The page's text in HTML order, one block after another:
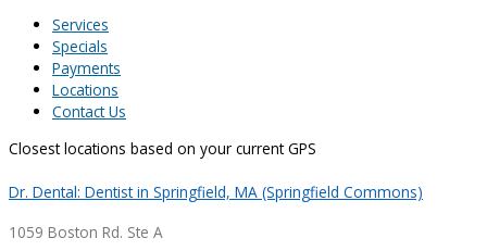
Services
Specials
Payments
Locations
Contact Us
Closest locations based on your current GPS
Dr. Dental: Dentist in Springfield, MA (Springfield Commons)
1059 Boston Rd. Ste A